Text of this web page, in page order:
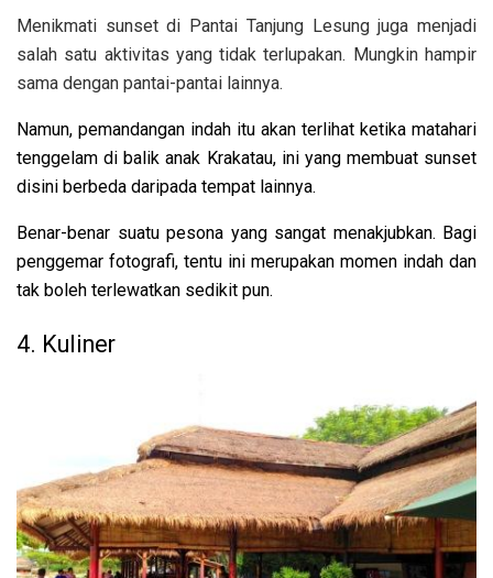
Menikmati sunset di Pantai Tanjung Lesung juga menjadi
salah satu aktivitas yang tidak terlupakan. Mungkin hampir
sama dengan pantai-pantai lainnya.
Namun, pemandangan indah itu akan terlihat ketika matahari
tenggelam di balik anak Krakatau, ini yang membuat sunset
disini berbeda daripada tempat lainnya.
Benar-benar suatu pesona yang sangat menakjubkan. Bagi
penggemar fotografi, tentu ini merupakan momen indah dan
tak boleh terlewatkan sedikit pun.
4. Kuliner